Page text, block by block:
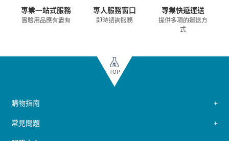
專業一站式服務
實驗用品應有盡有
專人服務窗口
即時諮詢服務
專業快遞運送
提供多項的運送方
式
TOP
購物指南
常見問題